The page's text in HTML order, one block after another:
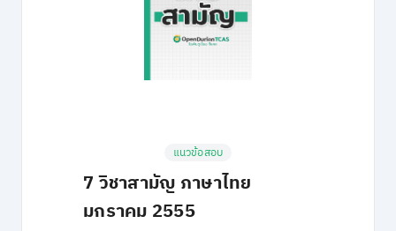
แนวข้อสอบ
7 วิชาสามัญ ภาษาไทย
มกราคม 2555